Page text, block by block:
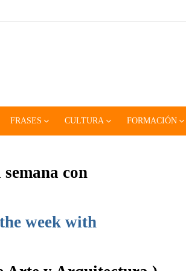
FRASES CULTURA FORMACIÓN
semana con
week with